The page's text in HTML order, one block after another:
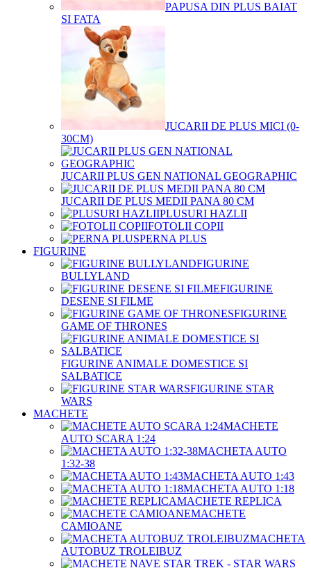
PAPUSA DIN PLUS BAIAT
SI FATA
JUCARII DE PLUS MICI (0-
30CM)
JUCARII PLUS GEN NATIONAL GEOGRAPHIC
JUCARII DE PLUS MEDII PANA 80 CM
PLUSURI HAZLII
FOTOLII COPII
PERNA PLUS
FIGURINE
FIGURINE
BULLYLAND
FIGURINE
DESENE SI FILME
FIGURINE
GAME OF THRONES
FIGURINE ANIMALE DOMESTICE SI
SALBATICE
FIGURINE STAR
WARS
MACHETE
MACHETE
AUTO SCARA 1:24
MACHETA AUTO
1:32-38
MACHETA AUTO 1:43
MACHETA AUTO 1:18
MACHETE REPLICA
MACHETE
CAMIOANE
MACHETA
AUTOBUZ TROLEIBUZ